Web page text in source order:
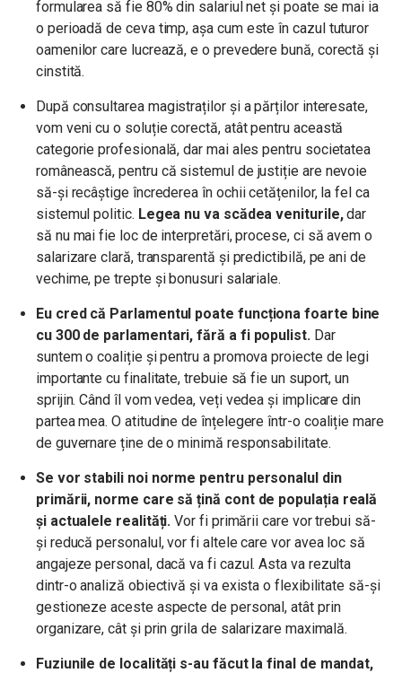
formularea să fie 80% din salariul net și poate se mai ia
o perioadă de ceva timp, așa cum este în cazul tuturor
oamenilor care lucrează, e o prevedere bună, corectă și
cinstită.
După consultarea magistraților și a părților interesate,
vom veni cu o soluție corectă, atât pentru această
categorie profesională, dar mai ales pentru societatea
românească, pentru că sistemul de justiție are nevoie
să-și recâștige încrederea în ochii cetățenilor, la fel ca
sistemul politic. Legea nu va scădea veniturile,dar
să nu mai fie loc de interpretări, procese, ci să avem o
salarizare clară, transparentă și predictibilă, pe ani de
vechime, pe trepte și bonusuri salariale.
Eu cred că Parlamentul poate funcționa foarte bine
cu 300 de parlamentari, fără a fi populist.Dar
suntem o coaliție și pentru a promova proiecte de legi
importante cu finalitate, trebuie să fie un suport, un
sprijin. Când îl vom vedea, veți vedea și implicare din
partea mea. O atitudine de înțelegere într-o coaliție mare
de guvernare ține de o minimă responsabilitate.
Se vor stabili noi norme pentru personalul din
primării, norme care să țină cont de populația reală
și actualele realități. Vor fi primării care vor trebui să-
și reducă personalul, vor fi altele care vor avea loc să
angajeze personal, dacă va fi cazul. Asta va rezulta
dintr-o analiză obiectivă și va exista o flexibilitate să-și
gestioneze aceste aspecte de personal, atât prin
organizare, cât și prin grila de salarizare maximală.
Fuziunile de localități s-au făcut la final de mandat,